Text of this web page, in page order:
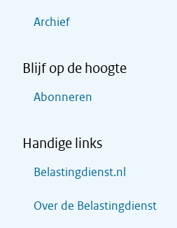
Archief
Blijf op de hoogte
Abonneren
Handige links
Belastingdienst.nl
Over de Belastingdienst